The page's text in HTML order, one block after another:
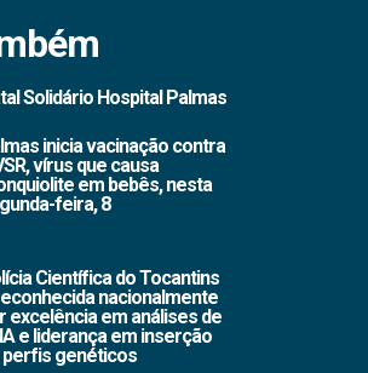
Solidário Hospital Palmas
inicia vacinação contra
vírus que causa
em bebês, nesta
feira, 8
Científica do Tocantins
nacionalmente
excelência em análises de
e liderança em inserção
perfis genéticos